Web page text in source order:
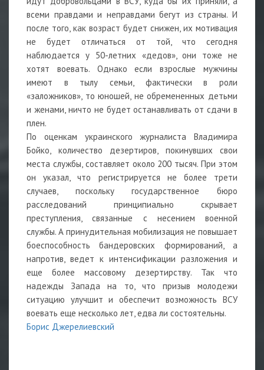
всеми правдами и неправдами бегут из страны. И
после того, как возраст будет снижен, их мотивация
не будет отличаться от той, что сегодня
наблюдается у 50-летних «дедов», они тоже не
хотят воевать. Однако если взрослые мужчины
имеют в тылу семьи, фактически в роли
«заложников», то юношей, не обремененных детьми
и женами, ничто не будет останавливать от сдачи в
плен.
По оценкам украинского журналиста Владимира
Бойко, количество дезертиров, покинувших свои
места службы, составляет около 200 тысяч. При этом
он указал, что регистрируется не более трети
случаев, поскольку государственное бюро
расследований принципиально скрывает
преступления, связанные с несением военной
службы. А принудительная мобилизация не повышает
боеспособность бандеровских формирований, а
напротив, ведет к интенсификации разложения и
еще более массовому дезертирству. Так что
надежды Запада на то, что призыв молодежи
ситуацию улучшит и обеспечит возможность ВСУ
воевать еще несколько лет, едва ли состоятельны.
Борис Джерелиевский